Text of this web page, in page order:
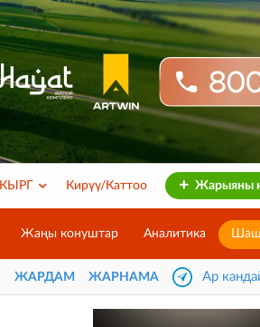
КЫРГ Кирүү/Каттоо Жарыяны
Жаңы конуштар Аналитика
ЖАРДАМ ЖАРНАМА Ар